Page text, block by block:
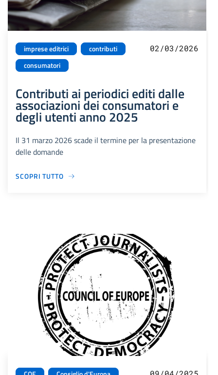
imprese editrici
contributi
consumatori
02/03/2026
Contributi ai periodici editi dalle
associazioni dei consumatori e
degli utenti anno 2025
Il 31 marzo 2026 scade il termine per la presentazione
delle domande
SCOPRI TUTTO